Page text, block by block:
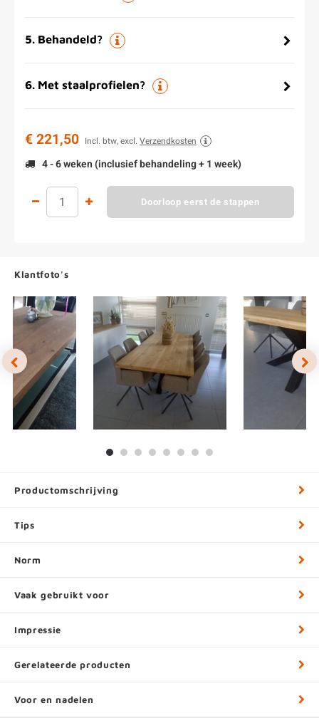
5. Behandeld?
6. Met staalprofielen?
€ 221,50 Incl. btw, excl. Verzendkosten
4 - 6 weken (inclusief behandeling + 1 week)
Doorloop eerst de stappen
Klantfoto's
Productomschrijving
Tips
Norm
Vaak gebruikt voor
Impressie
Gerelateerde producten
Voor en nadelen